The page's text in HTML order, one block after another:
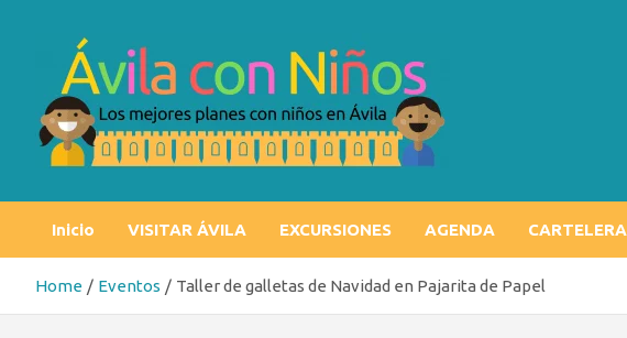
Inicio VISITAR ÁVILA EXCURSIONES AGENDA CARTELERA
Home Eventos Taller de galletas de Navidad en Pajarita de Papel